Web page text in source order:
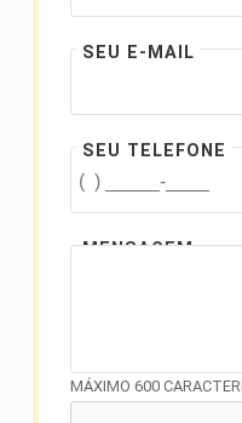
SEU E-MAIL
SEU TELEFONE
MENSAGEM
MÁXIMO 600